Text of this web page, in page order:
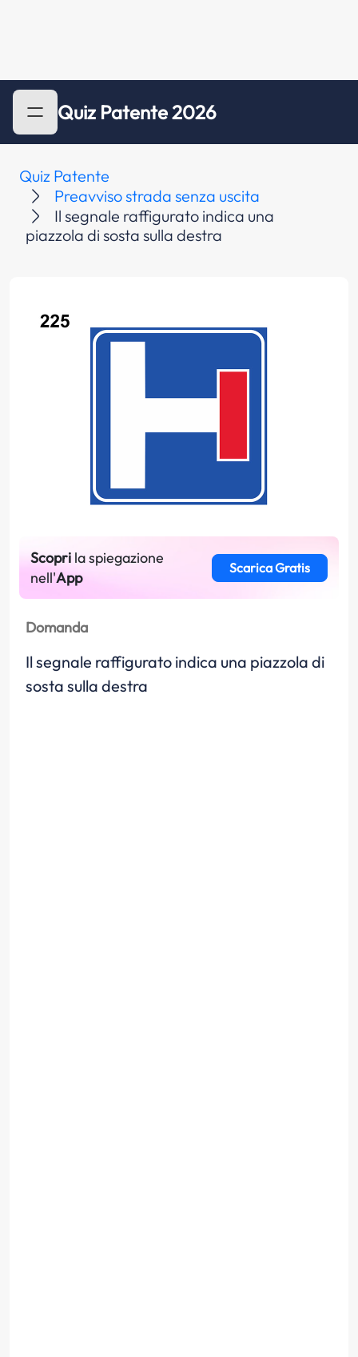
Quiz Patente 2026
Quiz Patente
Preavviso strada senza uscita
Il segnale raffigurato indica una
piazzola di sosta sulla destra
Scopri la spiegazione
nell'App
Scarica Gratis
Domanda
Il segnale raffigurato indica una piazzola di
sosta sulla destra